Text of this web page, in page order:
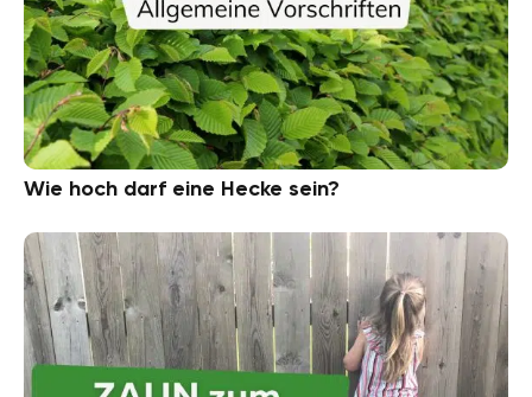
Wie hoch darf eine Hecke sein?